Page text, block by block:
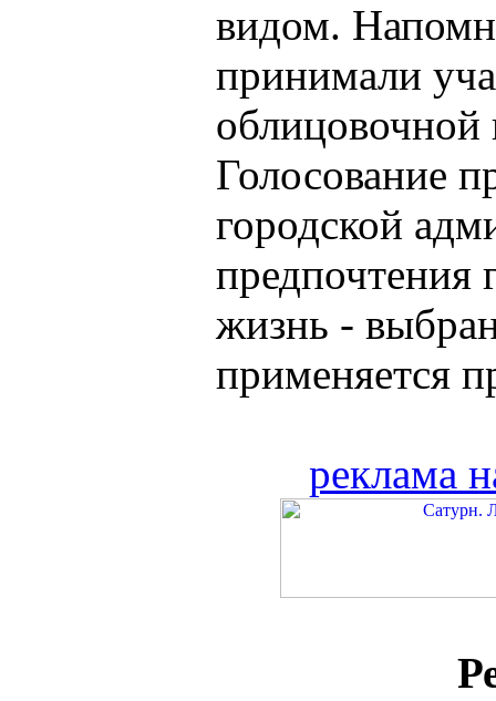
видом.
принимали
облицовочной
Голосование
городской
предпочтения
жизнь -
применяется
реклама